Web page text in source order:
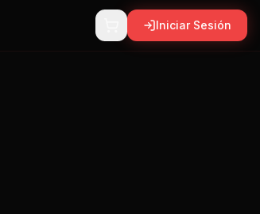
Iniciar Sesión